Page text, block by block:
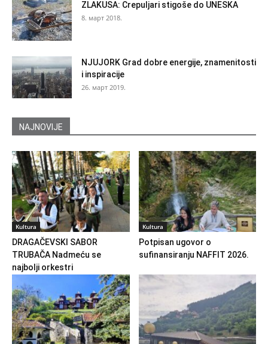
ZLAKUSA: Crepuljari stigoše do UNESKA
8. март 2018.
NJUJORK Grad dobre energije, znamenitosti
i inspiracije
26. март 2019.
NAJNOVIJE
Kultura
DRAGAČEVSKI SABOR
TRUBAČA Nadmeću se
najbolji orkestri
Kultura
Potpisan ugovor o
sufinansiranju NAFFIT 2026.